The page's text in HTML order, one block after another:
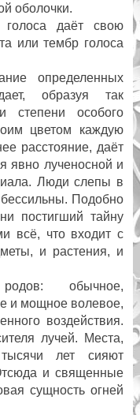
оболочки.
голоса даёт свою
или тембр голоса
определенных
образуя так
степени особого
цветом каждую
расстояние, даёт
явно лученосной и
Люди слепы в
Подобно
постигший тайну
всё, что входит с
и растения, и
обычное,
и мощное волевое,
воздействия.
лучей. Места,
лет сияют
и священные
сущность огней